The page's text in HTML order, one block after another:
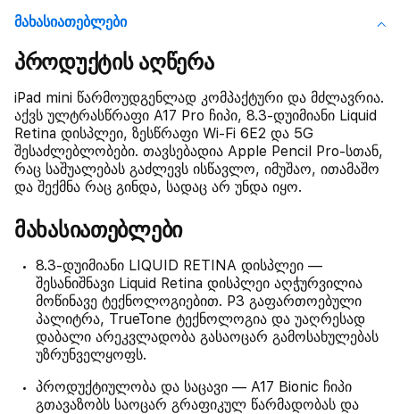
Მახასიათებლები
პროდუქტის აღწერა
iPad mini წარმოუდგენლად კომპაქტური და მძლავრია.
აქვს ულტრასწრაფი A17 Pro ჩიპი, 8.3-დუიმიანი Liquid
Retina დისპლეი, ზესწრაფი Wi-Fi 6E2 და 5G
შესაძლებლობები. თავსებადია Apple Pencil Pro-სთან,
რაც საშუალებას გაძლევს ისწავლო, იმუშაო, ითამაშო
და შექმნა რაც გინდა, სადაც არ უნდა იყო.
მახასიათებლები
8.3-დუიმიანი LIQUID RETINA დისპლეი —
შესანიშნავი Liquid Retina დისპლეი აღჭურვილია
მოწინავე ტექნოლოგიებით. P3 გაფართოებული
პალიტრა, TrueTone ტექნოლოგია და უაღრესად
დაბალი არეკვლადობა გასაოცარ გამოსახულებას
უზრუნველყოფს.
პროდუქტიულობა და საცავი — A17 Bionic ჩიპი
გთავაზობს საოცარ გრაფიკულ წარმადობას და